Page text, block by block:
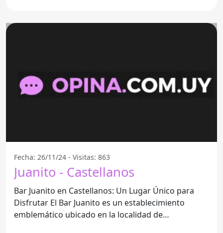
Fecha: 26/11/24 - Visitas: 863
Juanito - Castellanos
Bar Juanito en Castellanos: Un Lugar Único para
Disfrutar El Bar Juanito es un establecimiento
emblemático ubicado en la localidad de